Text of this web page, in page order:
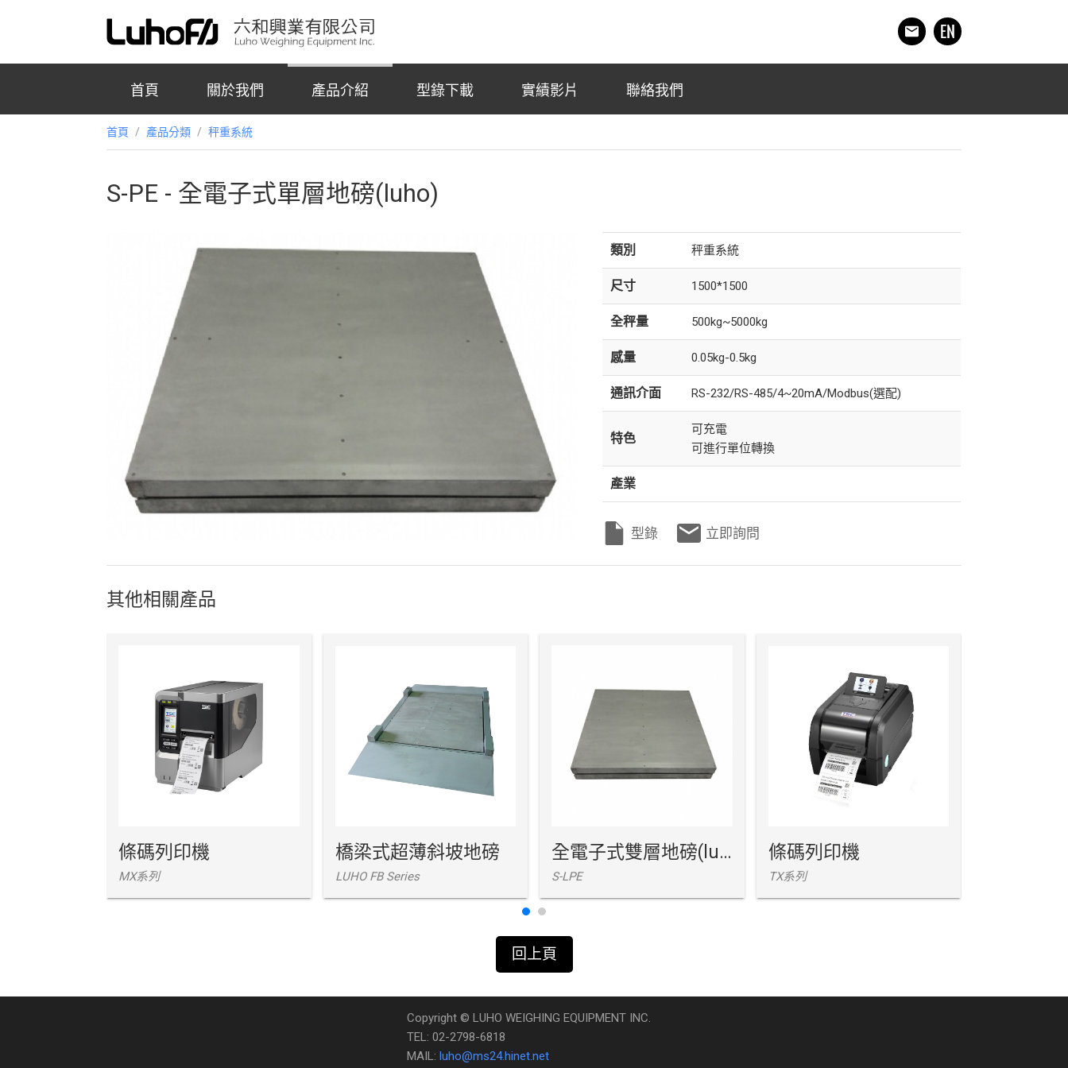
首頁 關於我們 產品介紹 型錄下載 實績影片 聯絡我們
首頁 / 產品分類 / 秤重系統
S-PE - 全電子式單層地磅(luho)
類別 秤重系統
尺寸 1500*1500
全秤量 500kg~5000kg
感量 0.05kg-0.5kg
通訊介面 RS-232/RS-485/4~20mA/Modbus(選配)
特色
可充電
可進行單位轉換
產業
型錄 立即詢問
其他相關產品
條碼列印機
MX系列
橋梁式超薄斜坡地磅
LUHO FB Series
全電子式雙層地磅(luho)
S-LPE
條碼列印機
TX系列
回上頁
Copyright © LUHO WEIGHING EQUIPMENT INC.
TEL: 02-2798-6818
MAIL: luho@ms24.hinet.net